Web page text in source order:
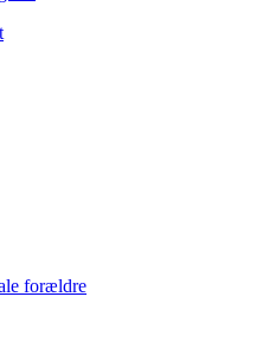
forældre